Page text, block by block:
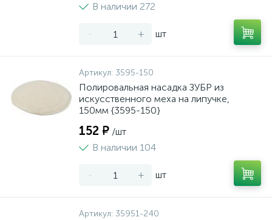
В наличии 272
- + шт
Артикул: 3595-150
Полировальная насадка ЗУБР из
искусственного меха на липучке,
150мм {3595-150}
152 ₽ /шт
В наличии 104
- + шт
Артикул: 35951-240